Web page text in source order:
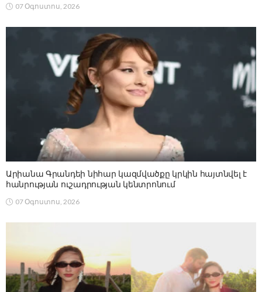
07 Օգոստոս, 2026
Արիանա Գրանդեի նիհար կազմվածքը կրկին հայտնվել է
հանրության ուշադրության կենտրոնում
07 Օգոստոս, 2026